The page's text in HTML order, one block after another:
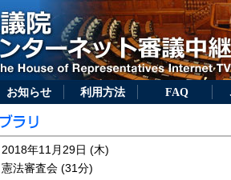
お知らせ 利用方法 FAQ
2018年11月29日 (木)
憲法審査会 (31分)